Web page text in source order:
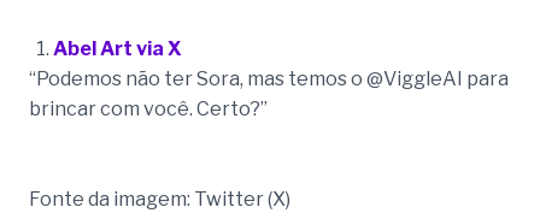
Abel Art via X
“Podemos não ter Sora, mas temos o @ViggleAI para
brincar com você. Certo?”
Fonte da imagem: Twitter (X)